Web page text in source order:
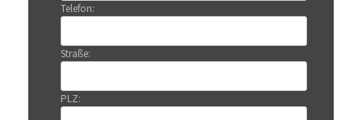
Telefon:
Straße:
PLZ: